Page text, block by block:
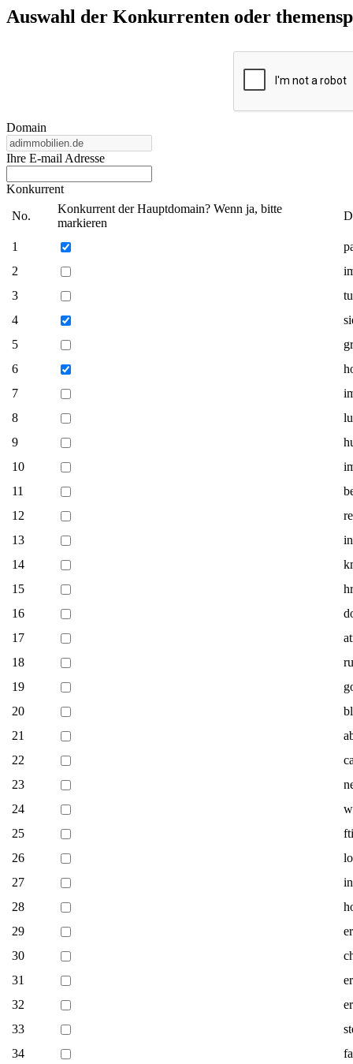
Auswahl der Konkurrenten oder
Domain
Ihre E-mail Adresse
Konkurrent
No.
Konkurrent der Hauptdomain? Wenn ja, bitte
markieren
1
2
3
4
5
6
7
8
9
10
11
12
13
14
15
16
17
18
19
20
21
22
23
24
25
26
27
28
29
30
31
32
33
34